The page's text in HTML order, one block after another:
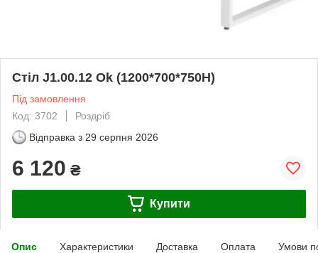
Стіл J1.00.12 Ok (1200*700*750Н)
Під замовлення
Код: 3702
Роздріб
Відправка з 29 серпня 2026
6 120 ₴
Купити
Опис Характеристики Доставка Оплата Умови